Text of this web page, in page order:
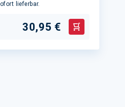
lieferbar.
30,95 € In den